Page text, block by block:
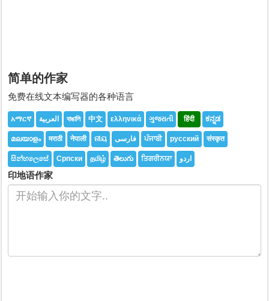
简单的作家
免费在线文本编写器的各种语言
አማርኛ العربية বাঙালি 中文 ελληνικά ગુજરાતી हिंदी ಕನ್ನಡ
മലയാളം मराठी नेपाली ନୀୟ فارسی ਪੰਜਾਬੀ русский संस्कृत
සින්හලෙසේ Српски தமிழ் తెలుగు ਤਿਗਰੀਨਯਾ اردو
印地语作家